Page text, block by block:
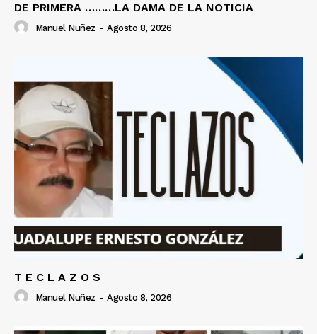
DE PRIMERA ………LA DAMA DE LA NOTICIA
Manuel Nuñez - Agosto 8, 2026
T E C L A Z O S
Manuel Nuñez - Agosto 8, 2026